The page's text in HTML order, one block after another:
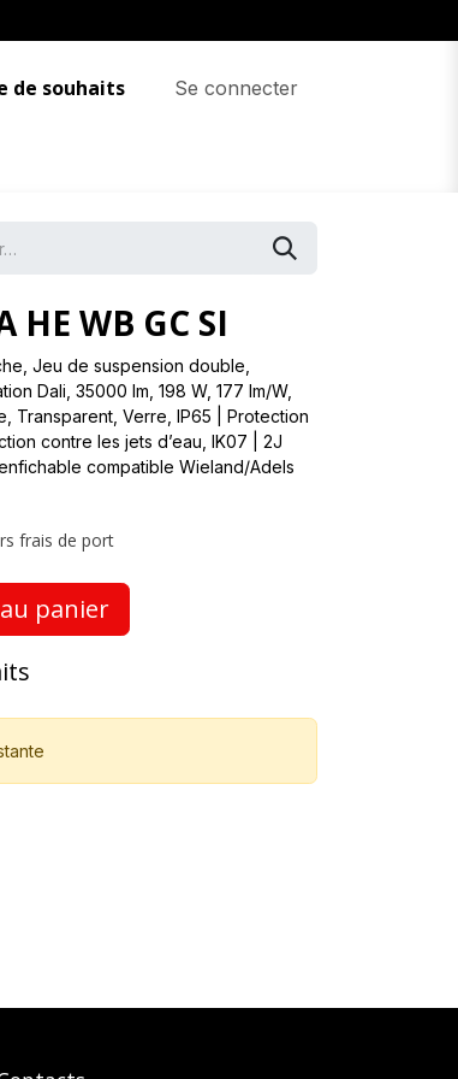
de souhaits Se connecter
HE WB GC SI
Jeu de suspension double,
Dali, 35000 lm, 198 W, 177 lm/W,
Transparent, Verre, IP65 | Protection
contre les jets d’eau, IK07 | 2J
compatible Wieland/Adels
frais de port
panier